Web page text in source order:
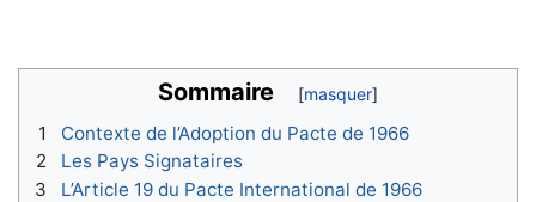
Sommaire
1
Contexte de l’Adoption du Pacte de 1966
2
Les Pays Signataires
3
L’Article 19 du Pacte International de 1966